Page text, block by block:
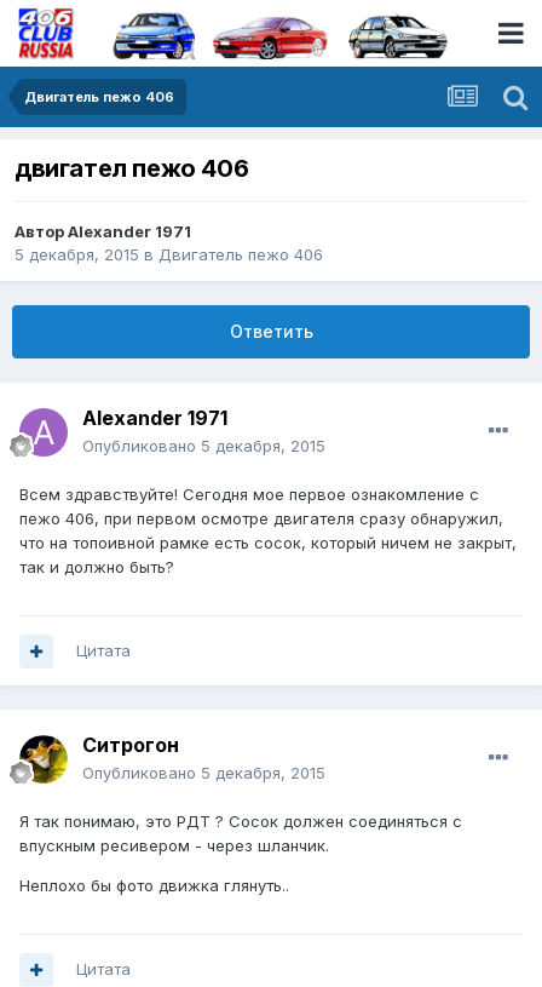
Двигатель пежо 406
двигател пежо 406
АвторAlexander 1971
5 декабря, 2015 в Двигатель пежо 406
Ответить
Alexander 1971
Опубликовано 5 декабря, 2015
Всем здравствуйте! Сегодня мое первое ознакомление с
пежо 406, при первом осмотре двигателя сразу обнаружил,
что на топоивной рамке есть сосок, который ничем не закрыт,
так и должно быть?
Цитата
Ситрогон
Опубликовано 5 декабря, 2015
Я так понимаю, это РДТ ? Сосок должен соединяться с
впускным ресивером - через шланчик.
Неплохо бы фото движка глянуть..
Цитата